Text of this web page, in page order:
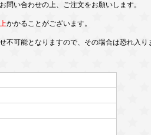
い合わせの上、ご注文をお願いします。
かかることがございます。
不可能となりますので、その場合は恐れ入り